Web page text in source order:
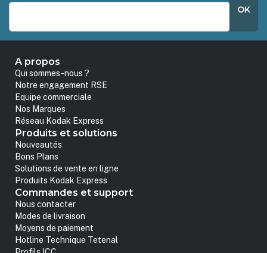
OK
A propos
Qui sommes-nous ?
Notre engagement RSE
Equipe commerciale
Nos Marques
Réseau Kodak Express
Produits et solutions
Nouveautés
Bons Plans
Solutions de vente en ligne
Produits Kodak Express
Commandes et support
Nous contacter
Modes de livraison
Moyens de paiement
Hotline Technique Tetenal